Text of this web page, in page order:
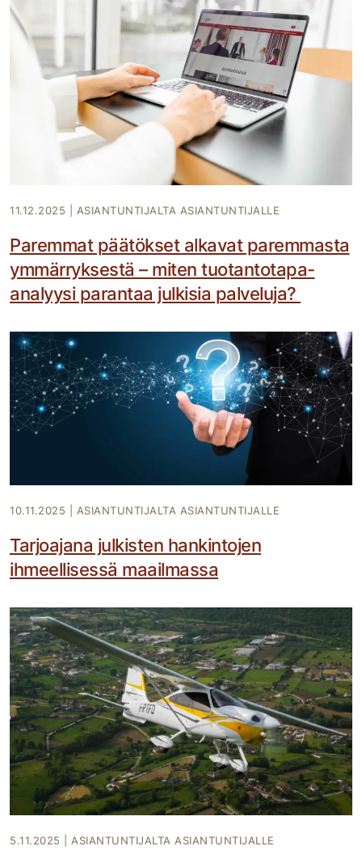
11.12.2025 ASIANTUNTIJALTA ASIANTUNTIJALLE
Paremmat päätökset alkavat paremmasta
ymmärryksestä – miten tuotantotapa-
analyysi parantaa julkisia palveluja?
10.11.2025 ASIANTUNTIJALTA ASIANTUNTIJALLE
Tarjoajana julkisten hankintojen
ihmeellisessä maailmassa
5.11.2025 ASIANTUNTIJALTA ASIANTUNTIJALLE